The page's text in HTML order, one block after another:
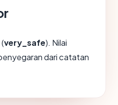
very_safe). Nilai
dari catatan